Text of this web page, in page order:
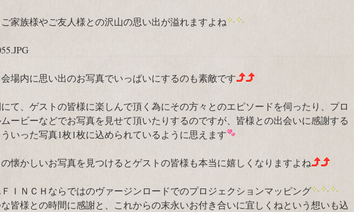
家族様やご友人様との沢山の思い出が溢れますよね
場内に思い出のお写真でいっぱいにするのも素敵です
て、ゲストの皆様に楽しんで頂く為にその方々とのエピソードを伺ったり、プロ
ービーなどでお写真を見せて頂いたりするのですが、皆様との出会いに感謝する
いった写真1枚1枚に込められているように思えます
懐かしいお写真を見つけるとゲストの皆様も本当に嬉しくなりますよね
ＩＮＣＨならではのヴァージンロードでのプロジェクションマッピング
皆様との時間に感謝と、これからの末永いお付き合いに宜しくねという想いも込